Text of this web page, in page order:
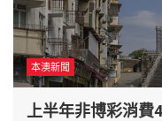
本澳新聞
上半年非博彩消